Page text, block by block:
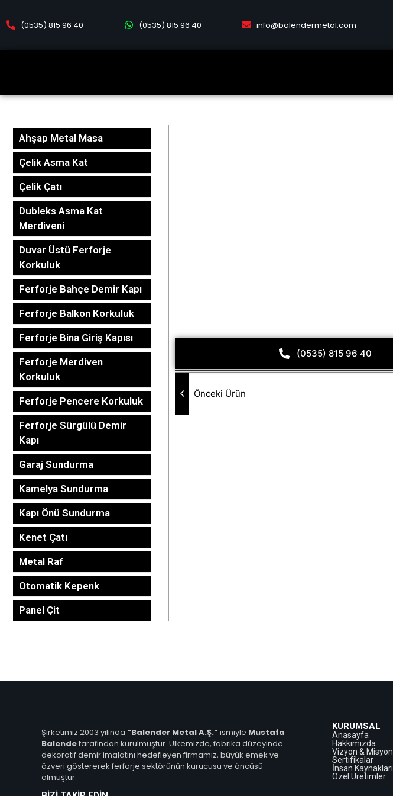
(0535) 815 96 40 (0535) 815 96 40 info@balendermetal.com
Ahşap Metal Masa
Çelik Asma Kat
Çelik Çatı
Dubleks Asma Kat
Merdiveni
Duvar Üstü Ferforje
Korkuluk
Ferforje Bahçe Demir Kapı
Ferforje Balkon Korkuluk
Ferforje Bina Giriş Kapısı
Ferforje Merdiven
Korkuluk
Ferforje Pencere Korkuluk
Ferforje Sürgülü Demir
Kapı
Garaj Sundurma
Kamelya Sundurma
Kapı Önü Sundurma
Kenet Çatı
Metal Raf
Otomatik Kepenk
Panel Çit
(0535) 815 96 40
Önceki Ürün
Şirketimiz 2003 yılında “Balender Metal A.Ş.”ismiyle Mustafa
Balendetarafından kurulmuştur. Ülkemizde, fabrika düzeyinde
dekoratif demir imalatını hedefleyen firmamız, büyük emek ve
özveri göstererek ferforje sektörünün kurucusu ve öncüsü
olmuştur.
KURUMSAL
Anasayfa
Hakkımızda
Vizyon & Misyon
Sertifikalar
İnsan Kaynakları
Özel Üretimler